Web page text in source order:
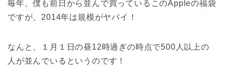
毎年、僕も前日から並んで買っているこのAppleの福袋
ですが、2014年は規模がヤバイ！
なんと、１月１日の昼12時過ぎの時点で500人以上の
人が並んでいるというのです！